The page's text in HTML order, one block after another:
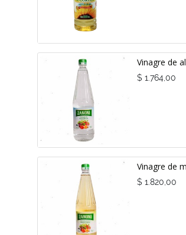
Vinagre de
$ 1.764,00
Vinagre de
$ 1.820,00